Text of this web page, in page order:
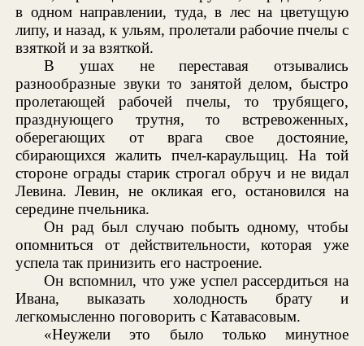
в одном направлении, туда, в лес на цветущую
липу, и назад, к ульям, пролетали рабочие пчелы с
взяткой и за взяткой.
В ушах не переставая отзывались
разнообразные звуки то занятой делом, быстро
пролетающей рабочей пчелы, то трубящего,
празднующего трутня, то встревоженных,
оберегающих от врага свое достояние,
сбирающихся жалить пчел-караульщиц. На той
стороне ограды старик строгал обруч и не видал
Левина. Левин, не окликая его, остановился на
середине пчельника.
Он рад был случаю побыть одному, чтобы
опомниться от действительности, которая уже
успела так принизить его настроение.
Он вспомнил, что уже успел рассердиться на
Ивана, выказать холодность брату и
легкомысленно поговорить с Катавасовым.
«Неужели это было только минутное